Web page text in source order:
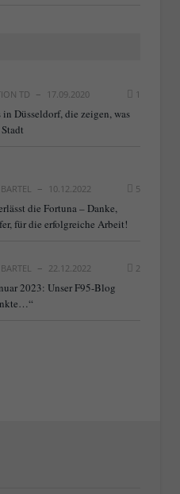
TD 17.09.2020 1
in Düsseldorf, die zeigen, was
10.12.2022 5
die Fortuna – Danke,
für die erfolgreiche Arbeit!
22.12.2022 2
2023: Unser F95-Blog